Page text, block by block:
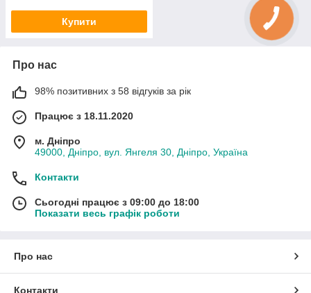
Купити
Про нас
98% позитивних з 58 відгуків за рік
Працює з 18.11.2020
м. Дніпро
49000, Дніпро, вул. Янгеля 30, Дніпро, Україна
Контакти
Сьогодні працює з 09:00 до 18:00
Показати весь графік роботи
Про нас
Контакти